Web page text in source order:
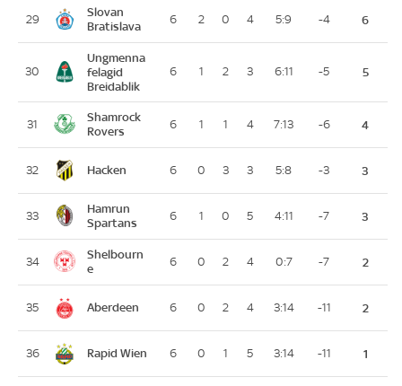
29
Slovan
Bratislava
6 2 0 4 5:9 -4 6
30
Ungmenna
felagid
Breidablik
6 1 2 3 6:11 -5 5
31
Shamrock
Rovers
6 1 1 4 7:13 -6 4
32 Hacken 6 0 3 3 5:8 -3 3
33
Hamrun
Spartans
6 1 0 5 4:11 -7 3
34
Shelbourn
e
6 0 2 4 0:7 -7 2
35 Aberdeen 6 0 2 4 3:14 -11 2
36 Rapid Wien 6 0 1 5 3:14 -11 1